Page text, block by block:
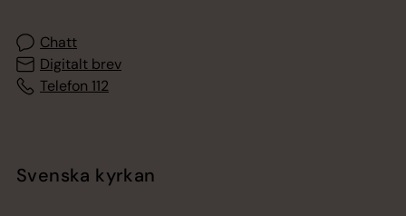
Chatt
Digitalt brev
Telefon 112
Svenska kyrkan